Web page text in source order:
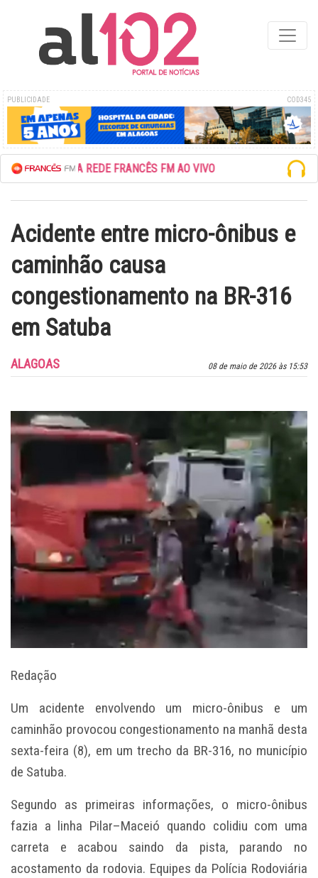
PUBLICIDADE COD345
ESCUTE A REDE FRANCÊS FM AO VIVO
Acidente entre micro-ônibus e
caminhão causa
congestionamento na BR-316
em Satuba
08 de maio de 2026 às 15:53
ALAGOAS
Redação
Um acidente envolvendo um micro-ônibus e um
caminhão provocou congestionamento na manhã desta
sexta-feira (8), em um trecho da BR-316, no município
de Satuba.
Segundo as primeiras informações, o micro-ônibus
fazia a linha Pilar–Maceió quando colidiu com uma
carreta e acabou saindo da pista, parando no
acostamento da rodovia. Equipes da Polícia Rodoviária